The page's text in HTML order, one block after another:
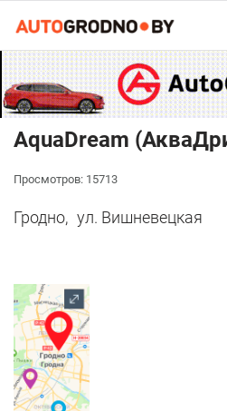
AquaDream
Просмотров: 15713
Гродно, ул. Вишневецкая